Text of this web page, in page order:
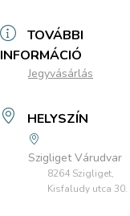
TOVÁBBI
INFORMÁCIÓ
Jegyvásárlás
HELYSZÍN
Szigliget Várudvar
8264 Szigliget,
Kisfaludy utca 30.